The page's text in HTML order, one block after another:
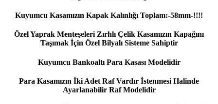
Kuyumcu Kasamızın Kapak Kalınlığı Toplam:-58mm-!!!!
Özel Yaprak Menteşeleri Zırhlı Çelik Kasamızın Kapağını
Taşımak İçin Özel Bilyalı Sisteme Sahiptir
Kuyumcu Bankoaltı Para Kasası Modelidir
Para Kasamızın İki Adet Raf Vardır İstenmesi Halinde
Ayarlanabilir Raf Modelidir